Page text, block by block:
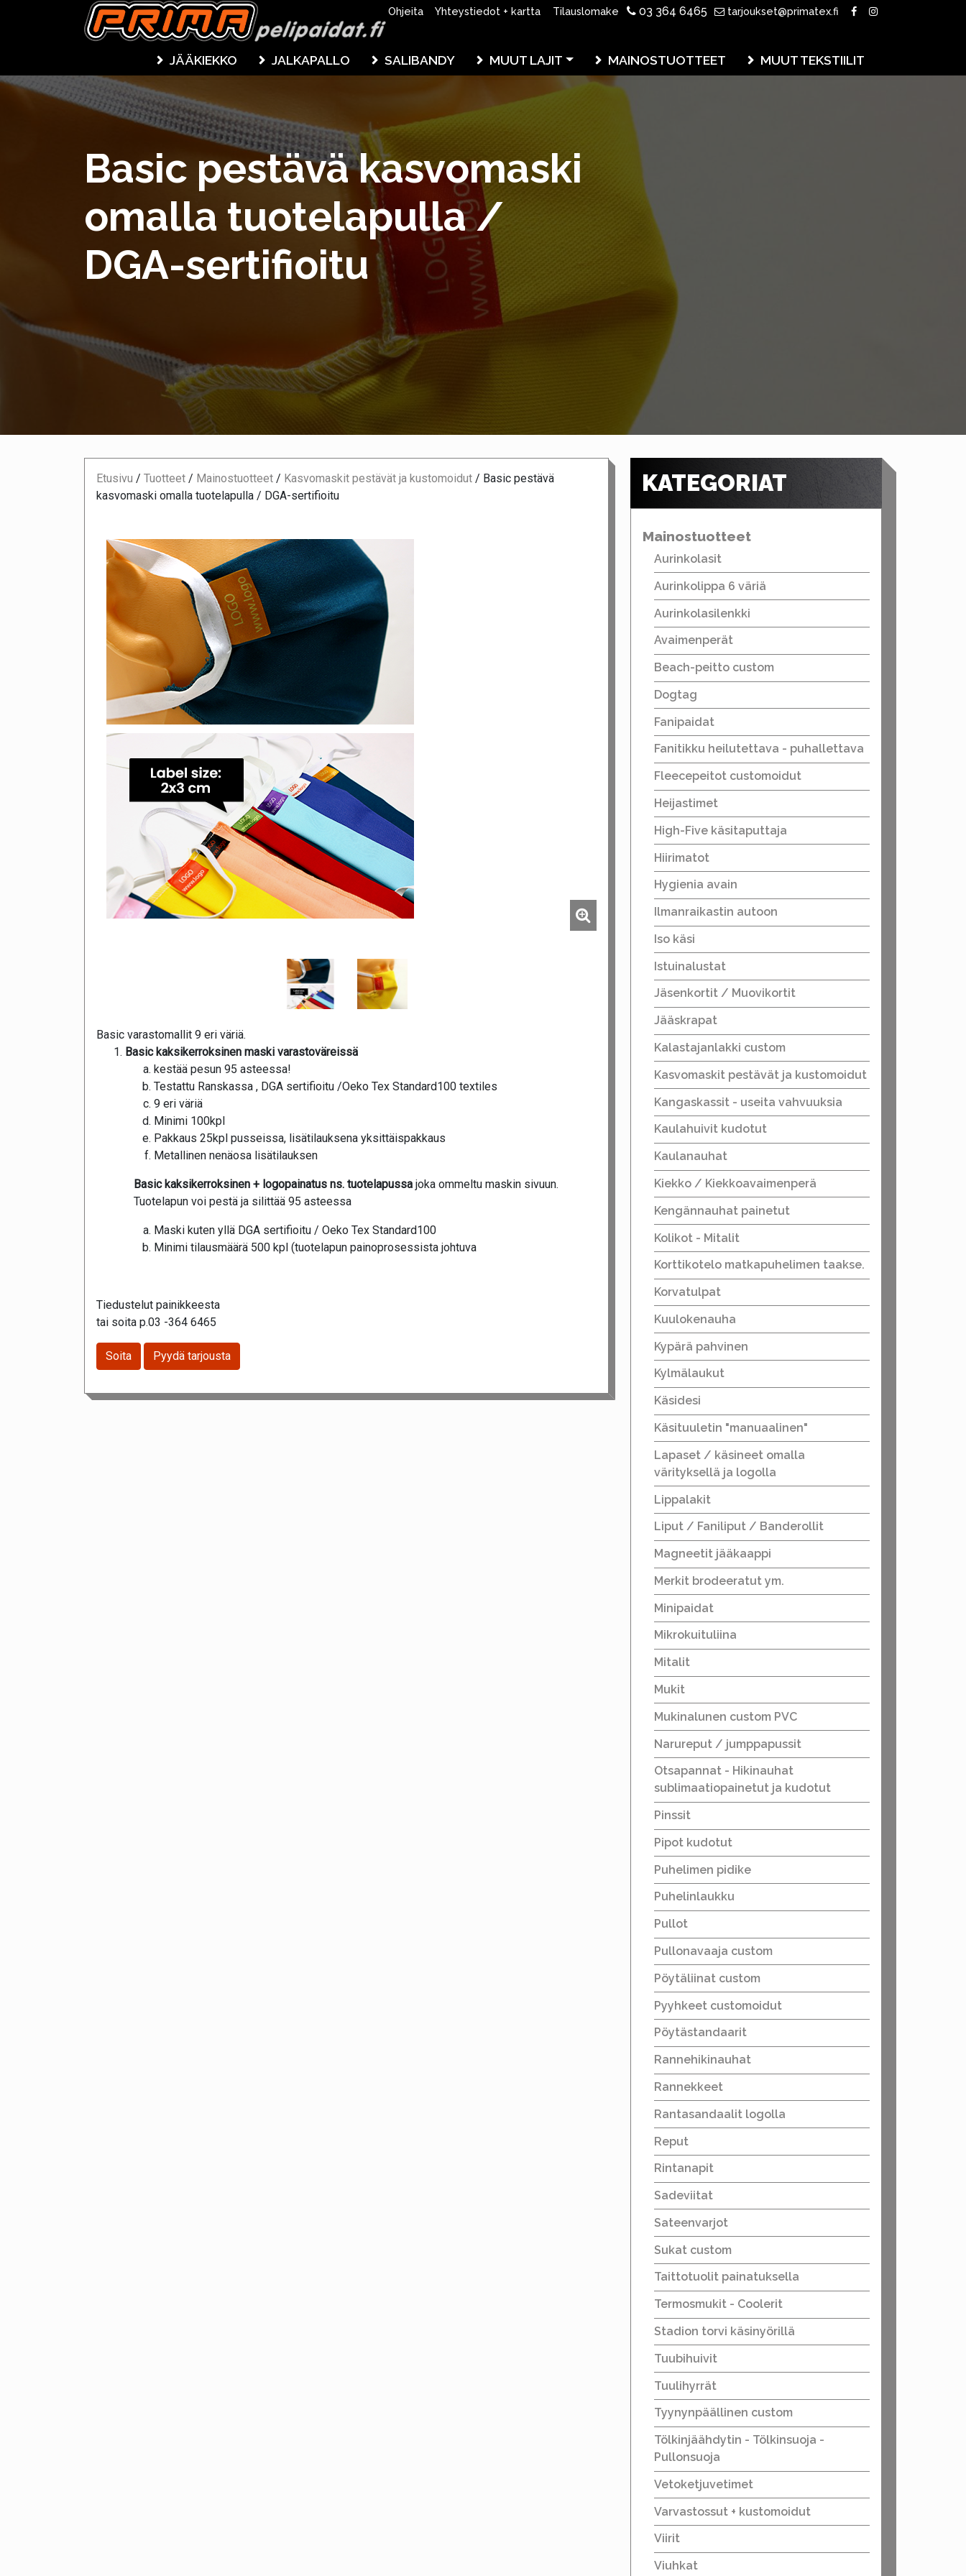
Ohjeita Yhteystiedot + kartta Tilauslomake 03 364 6465 tarjoukset@primatex.fi
JÄÄKIEKKO JALKAPALLO SALIBANDY MUUT LAJIT MAINOSTUOTTEET MUUT TEKSTIILIT
Basic pestävä kasvomaski
omalla tuotelapulla /
DGA-sertifioitu
Etusivu / Tuotteet / Mainostuotteet / Kasvomaskit pestävät ja kustomoidut / Basic pestävä
kasvomaski omalla tuotelapulla / DGA-sertifioitu
Basic varastomallit 9 eri väriä.
Basic kaksikerroksinen maski varastoväreissä
kestää pesun 95 asteessa!
Testattu Ranskassa , DGA sertifioitu /Oeko Tex Standard100 textiles
9 eri väriä
Minimi 100kpl
Pakkaus 25kpl pusseissa, lisätilauksena yksittäispakkaus
Metallinen nenäosa lisätilauksen
Basic kaksikerroksinen + logopainatus ns. tuotelapussa joka ommeltu maskin sivuun.
Tuotelapun voi pestä ja silittää 95 asteessa
Maski kuten yllä DGA sertifioitu / Oeko Tex Standard100
Minimi tilausmäärä 500 kpl (tuotelapun painoprosessista johtuva
Tiedustelut painikkeesta
tai soita p.03 -364 6465
Soita Pyydä tarjousta
KATEGORIAT
Mainostuotteet
Aurinkolasit
Aurinkolippa 6 väriä
Aurinkolasilenkki
Avaimenperät
Beach-peitto custom
Dogtag
Fanipaidat
Fanitikku heilutettava - puhallettava
Fleecepeitot customoidut
Heijastimet
High-Five käsitaputtaja
Hiirimatot
Hygienia avain
Ilmanraikastin autoon
Iso käsi
Istuinalustat
Jäsenkortit / Muovikortit
Jääskrapat
Kalastajanlakki custom
Kasvomaskit pestävät ja kustomoidut
Kangaskassit - useita vahvuuksia
Kaulahuivit kudotut
Kaulanauhat
Kiekko / Kiekkoavaimenperä
Kengännauhat painetut
Kolikot - Mitalit
Korttikotelo matkapuhelimen taakse.
Korvatulpat
Kuulokenauha
Kypärä pahvinen
Kylmälaukut
Käsidesi
Käsituuletin "manuaalinen"
Lapaset / käsineet omalla
värityksellä ja logolla
Lippalakit
Liput / Faniliput / Banderollit
Magneetit jääkaappi
Merkit brodeeratut ym.
Minipaidat
Mikrokuituliina
Mitalit
Mukit
Mukinalunen custom PVC
Narureput / jumppapussit
Otsapannat - Hikinauhat
sublimaatiopainetut ja kudotut
Pinssit
Pipot kudotut
Puhelimen pidike
Puhelinlaukku
Pullot
Pullonavaaja custom
Pöytäliinat custom
Pyyhkeet customoidut
Pöytästandaarit
Rannehikinauhat
Rannekkeet
Rantasandaalit logolla
Reput
Rintanapit
Sadeviitat
Sateenvarjot
Sukat custom
Taittotuolit painatuksella
Termosmukit - Coolerit
Stadion torvi käsinyörillä
Tuubihuivit
Tuulihyrrät
Tyynynpäällinen custom
Tölkinjäähdytin - Tölkinsuoja -
Pullonsuoja
Vetoketjuvetimet
Varvastossut + kustomoidut
Viirit
Viuhkat